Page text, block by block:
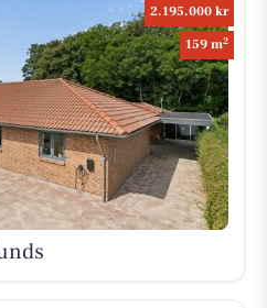
2.195.000 kr
159 m2